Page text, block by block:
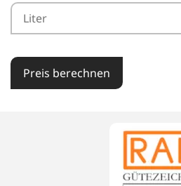
Preis berechnen